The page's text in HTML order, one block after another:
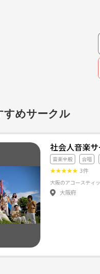
使い方いまいちわかっていな
ます🥰
すめサークル
社会人音楽
音楽全般 合唱
★★★★★ 3件
大阪府